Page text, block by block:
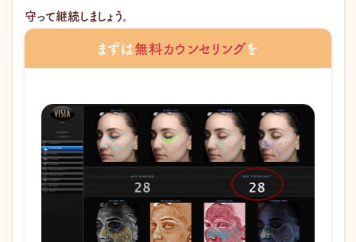
守って継続しましょう。
まずは無料カウンセリングを